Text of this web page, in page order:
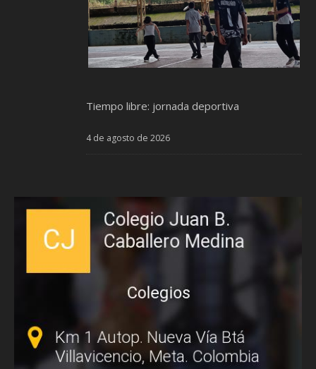
Tiempo libre: jornada deportiva
4 de agosto de 2026